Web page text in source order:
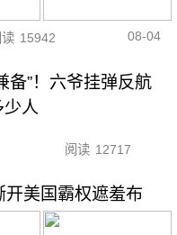
15942 08-04
备”！六爷挂弹反航
人
阅读 12717
开美国霸权遮羞布